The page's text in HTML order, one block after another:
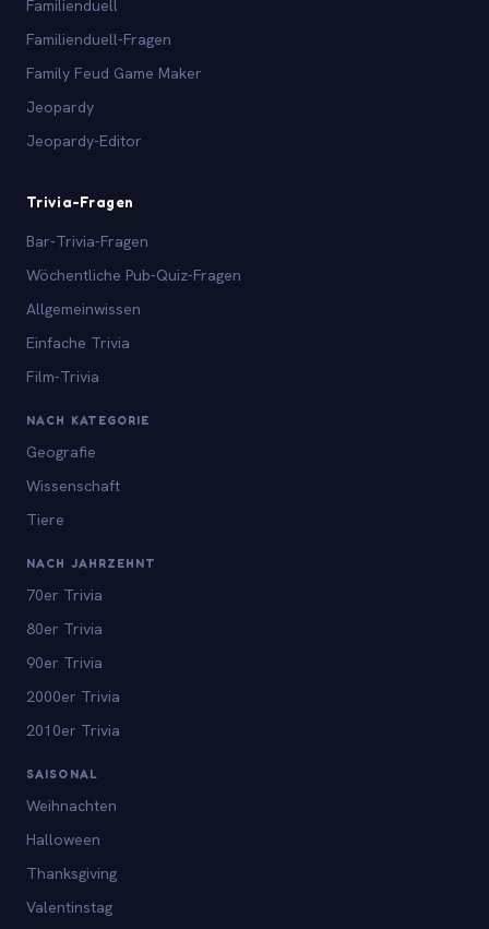
Familienduell
Familienduell-Fragen
Family Feud Game Maker
Jeopardy
Jeopardy-Editor
Trivia-Fragen
Bar-Trivia-Fragen
Wöchentliche Pub-Quiz-Fragen
Allgemeinwissen
Einfache Trivia
Film-Trivia
NACH KATEGORIE
Geografie
Wissenschaft
Tiere
NACH JAHRZEHNT
70er Trivia
80er Trivia
90er Trivia
2000er Trivia
2010er Trivia
SAISONAL
Weihnachten
Halloween
Thanksgiving
Valentinstag